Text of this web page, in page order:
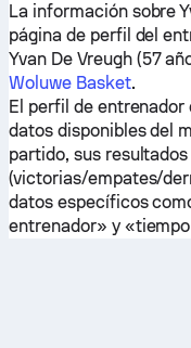
La información sobre
página de perfil del
Yvan De Vreugh (57
Woluwe Basket.
El perfil de entrenador
datos disponibles del
partido, sus
(victorias/empates/
datos específicos
entrenador» y